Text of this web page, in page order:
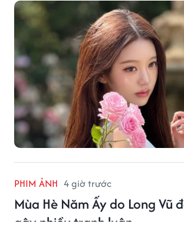
PHIM ẢNH 4 giờ trước
Mùa Hè Năm Ấy do Long Vũ
gây nhiều tranh luận